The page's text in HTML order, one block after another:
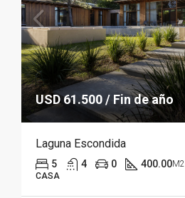
USD 61.500 / Fin de año
Laguna Escondida
5 4 0 400.00M2
CASA